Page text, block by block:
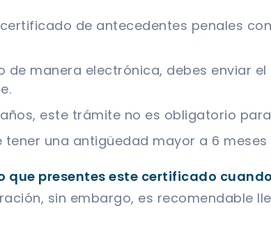
de antecedentes penales
de manera electrónica, debes enviar
años, este trámite no es obligatorio
tener una antigüedad mayor a 6 meses
que presentes este certificado
sin embargo, es recomendable